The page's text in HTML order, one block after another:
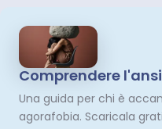
Comprendere
Una guida per chi è
agorafobia. Scaricala